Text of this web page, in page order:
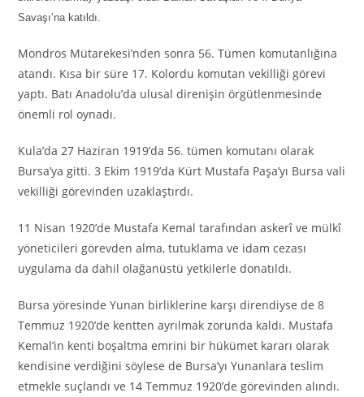
Savaşı’na katıldı.
Mondros Mütarekesi’nden sonra 56. Tümen komutanlığına
atandı. Kısa bir süre 17. Kolordu komutan vekilliği görevi
yaptı. Batı Anadolu’da ulusal direnişin örgütlenmesinde
önemli rol oynadı.
Kula’da 27 Haziran 1919’da 56. tümen komutanı olarak
Bursa’ya gitti. 3 Ekim 1919’da Kürt Mustafa Paşa’yı Bursa vali
vekilliği görevinden uzaklaştırdı.
11 Nisan 1920’de Mustafa Kemal tarafından askerî ve mülkî
yöneticileri görevden alma, tutuklama ve idam cezası
uygulama da dahil olağanüstü yetkilerle donatıldı.
Bursa yöresinde Yunan birliklerine karşı direndiyse de 8
Temmuz 1920’de kentten ayrılmak zorunda kaldı. Mustafa
Kemal’in kenti boşaltma emrini bir hükümet kararı olarak
kendisine verdiğini söylese de Bursa’yı Yunanlara teslim
etmekle suçlandı ve 14 Temmuz 1920’de görevinden alındı.